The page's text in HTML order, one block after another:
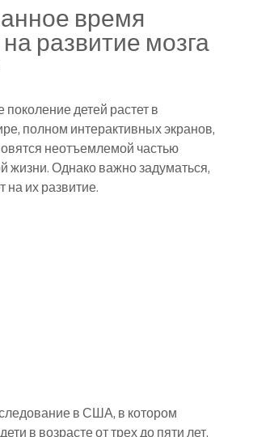
время
развитие мозга
детей растет в
полном интерактивных экранов,
неотъемлемой частью
жизни. Однако важно задуматься,
на их развитие.
в США, в котором
в возрасте от трех до пяти лет,